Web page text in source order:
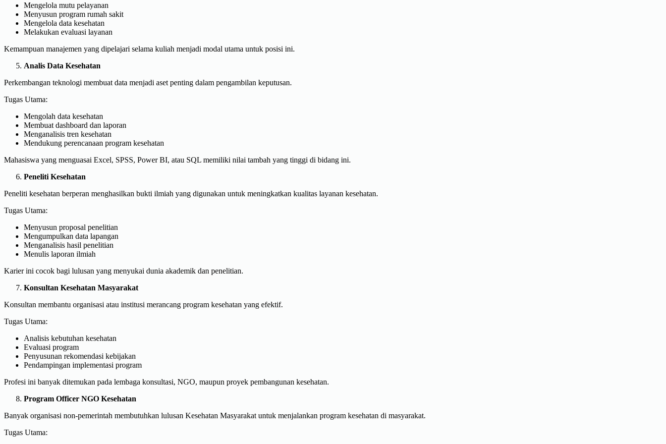
Mengelola mutu pelayanan
Menyusun program rumah sakit
Mengelola data kesehatan
Melakukan evaluasi layanan
Kemampuan manajemen yang dipelajari selama kuliah menjadi modal utama untuk posisi ini.
Analis Data Kesehatan
Perkembangan teknologi membuat data menjadi aset penting dalam pengambilan keputusan.
Tugas Utama:
Mengolah data kesehatan
Membuat dashboard dan laporan
Menganalisis tren kesehatan
Mendukung perencanaan program kesehatan
Mahasiswa yang menguasai Excel, SPSS, Power BI, atau SQL memiliki nilai tambah yang tinggi di bidang ini.
Peneliti Kesehatan
Peneliti kesehatan berperan menghasilkan bukti ilmiah yang digunakan untuk meningkatkan kualitas layanan kesehatan.
Tugas Utama:
Menyusun proposal penelitian
Mengumpulkan data lapangan
Menganalisis hasil penelitian
Menulis laporan ilmiah
Karier ini cocok bagi lulusan yang menyukai dunia akademik dan penelitian.
Konsultan Kesehatan Masyarakat
Konsultan membantu organisasi atau institusi merancang program kesehatan yang efektif.
Tugas Utama:
Analisis kebutuhan kesehatan
Evaluasi program
Penyusunan rekomendasi kebijakan
Pendampingan implementasi program
Profesi ini banyak ditemukan pada lembaga konsultasi, NGO, maupun proyek pembangunan kesehatan.
Program Officer NGO Kesehatan
Banyak organisasi non-pemerintah membutuhkan lulusan Kesehatan Masyarakat untuk menjalankan program kesehatan di masyarakat.
Tugas Utama: